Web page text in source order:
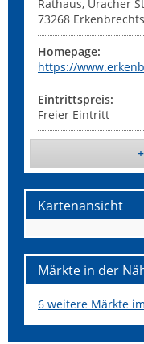
Rathaus, Uracher
73268
Homepage:
https://
Eintrittspreis:
Freier Eintritt
Kartenansicht
Märkte in der
6 weitere Märkte